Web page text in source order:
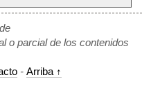
o parcial de los contenidos
- Arriba ↑